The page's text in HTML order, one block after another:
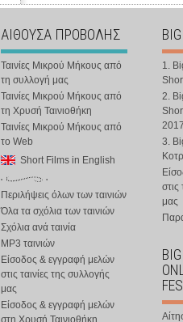
ΑΙΘΟΥΣΑ ΠΡΟΒΟΛΗΣ
Ταινίες Μικρού Μήκους από
τη συλλογή μας
Ταινίες Μικρού Μήκους από
τη Χρυσή Ταινιοθήκη
Ταινίες Μικρού Μήκους από
το Web
Short Films in English
Περιλήψεις όλων των ταινιών
Όλα τα σχόλια των ταινιών
Σχόλια ανά ταινία
MP3 ταινιών
Είσοδος & εγγραφή μελών
στις ταινίες της συλλογής
μας
Είσοδος & εγγραφή μελών
στη Χρυσή Ταινιοθήκη
1.
2.
3.
στις
μας